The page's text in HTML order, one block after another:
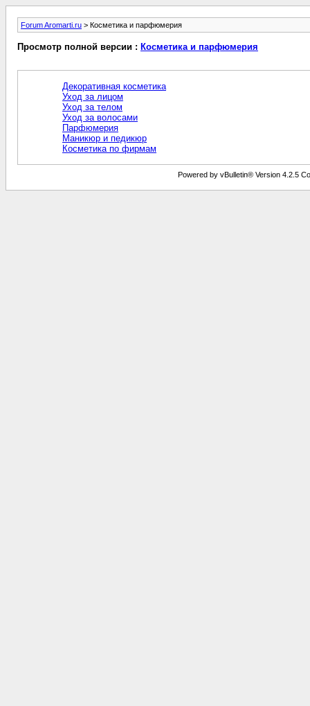
Forum Aromarti.ru > Косметика и парфюмерия
Просмотр полной версии : Косметика и парфюмерия
Декоративная косметика
Уход за лицом
Уход за телом
Уход за волосами
Парфюмерия
Маникюр и педикюр
Косметика по фирмам
Powered by vBulletin® Version 4.2.5